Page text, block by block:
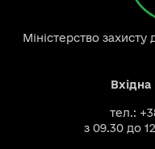
Міністерство
тел.:
з 09.30 до